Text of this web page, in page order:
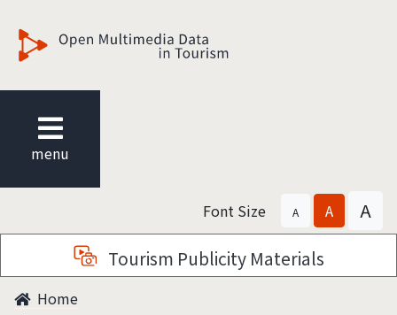
menu
Font Size A A A
Tourism Publicity Materials
Home